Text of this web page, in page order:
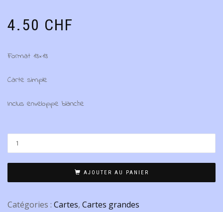
4.50 CHF
Format 13×13
Carte simple
Inclus enveloppe blanche
AJOUTER AU PANIER
Catégories : Cartes, Cartes grandes